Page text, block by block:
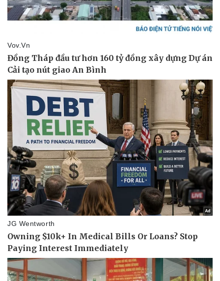
Kinh tế
Bất động sản
Thị trường
Giá vàng
Tiêu dùng
Giá cà phê